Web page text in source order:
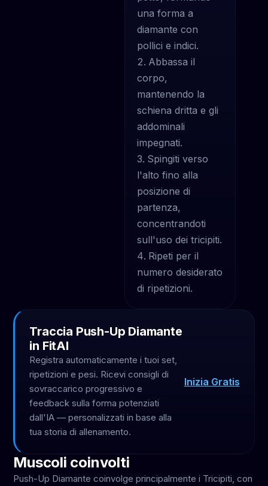
una forma a
diamante con
pollici e indici.
Abbassa il
corpo,
mantenendo la
schiena dritta e gli
addominali
impegnati.
Spingiti verso
l'alto fino alla
posizione di
partenza,
concentrandoti
sull'uso dei tricipiti.
Ripeti per il
numero desiderato
di ripetizioni.
Traccia Push-Up Diamante
in FitAI
Registra automaticamente i tuoi set,
ripetizioni e pesi. Ricevi consigli di
sovraccarico progressivo e
feedback sulla forma potenziati
dall'IA — personalizzati in base alla
tua storia di allenamento.
Inizia Gratis
Muscoli coinvolti
Push-Up Diamante coinvolge principalmente i Tricipiti, con